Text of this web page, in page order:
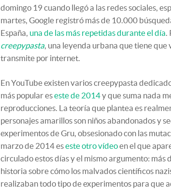
domingo 19 cuando llegó a las redes sociales,
martes, Google registró más de 10.000
España, una de las más repetidas durante el día.
creepypasta, una leyenda urbana que tiene que
transmite por internet.
En YouTube existen varios creepypasta
más popular eseste de 2014y que suma nada
reproducciones. La teoría que plantea es
personajes amarillos son niños abandonados y
experimentos de Gru, obsesionado con las
marzo de 2014 eseste otro vídeoen el que
circulado estos días y el mismo argumento: más
historia sobre cómo los malvados científicos
realizaban todo tipo de experimentos para que